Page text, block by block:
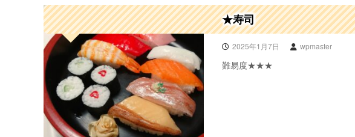
ン
ト
出
展
★
★寿司
2025年1月7日 wpmaster
難易度★★★